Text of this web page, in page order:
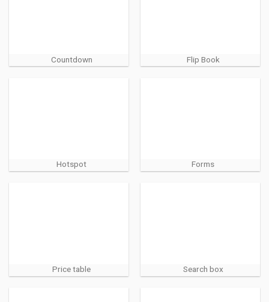
Countdown Flip Book
Hotspot Forms
Price table Search box